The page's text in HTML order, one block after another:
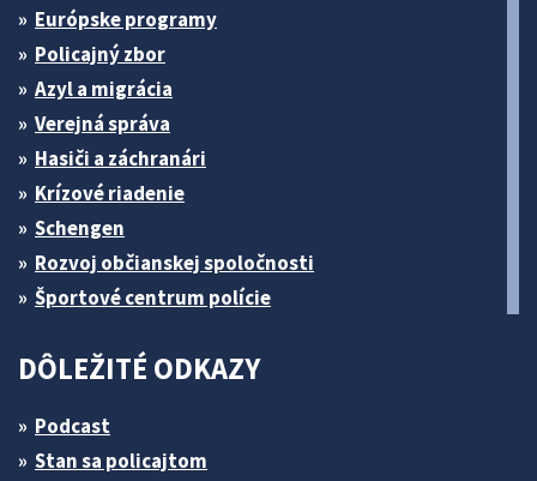
Európske programy
Policajný zbor
Azyl a migrácia
Verejná správa
Hasiči a záchranári
Krízové riadenie
Schengen
Rozvoj občianskej spoločnosti
Športové centrum polície
DÔLEŽITÉ ODKAZY
Podcast
Stan sa policajtom